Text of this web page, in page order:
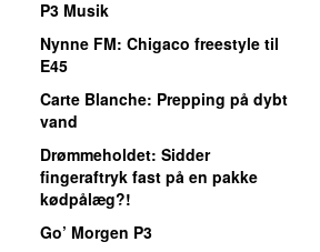
P3 Musik
Nynne FM: Chigaco freestyle til
E45
Carte Blanche: Prepping på dybt
vand
Drømmeholdet: Sidder
fingeraftryk fast på en pakke
kødpålæg?!
Go’ Morgen P3